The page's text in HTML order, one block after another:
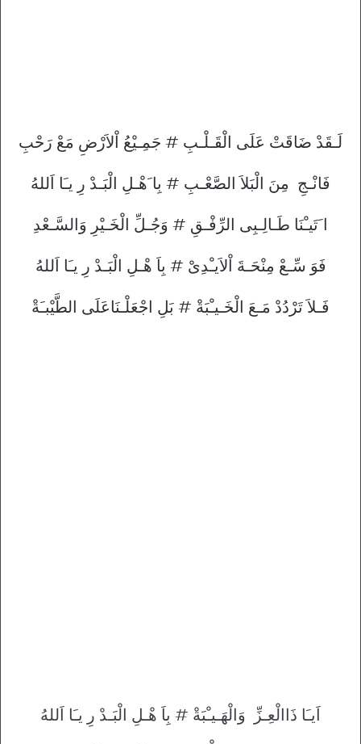
لَـقَدْ ضَاقَتْ عَلَى الْقَـلْـبِ # جَمِـيْعُ اْلاَرْضِ مَعْ رَحْبِ
فَانْـجِ مِنَ الْبَلاَ الصَّعْـبِ # بِا َهْـلِ الْبَـدْ رِ يـَا اَللهُ
ا َتَيـْنَا طَـالِـبِى الرِّفْـقِ # وَجُـلِّ الْخَـيْرِ وَالسَّـعْدِ
فَوَ سِّـعْ مِنْحَـةَ اْلاَيـْدِىْ # بِاَ هْـلِ الْبَـدْ رِ يـَا اَللهُ
فَـلاَ تَرْدُدْ مَـعَ الْخَـيـْبَةْ # بَلِ اجْعَلْـنَاعَلَى الطَّيْبـَةْ
اَيـَا ذَاالْعِـزِّ وَالْهَـيـْبَةْ # بِاَ هْـلِ الْبَـدْ رِ يـَا اَللهُ